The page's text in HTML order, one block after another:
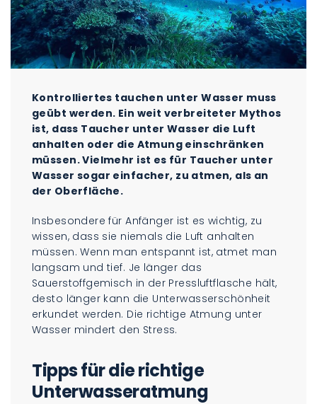
Kontrolliertes tauchen unter Wasser muss
geübt werden. Ein weit verbreiteter Mythos
ist, dass Taucher unter Wasser die Luft
anhalten oder die Atmung einschränken
müssen. Vielmehr ist es für Taucher unter
Wasser sogar einfacher, zu atmen, als an
der Oberfläche.
Insbesondere für Anfänger ist es wichtig, zu
wissen, dass sie niemals die Luft anhalten
müssen. Wenn man entspannt ist, atmet man
langsam und tief. Je länger das
Sauerstoffgemisch in der Pressluftflasche hält,
desto länger kann die Unterwasserschönheit
erkundet werden. Die richtige Atmung unter
Wasser mindert den Stress.
Tipps für die richtige
Unterwasseratmung